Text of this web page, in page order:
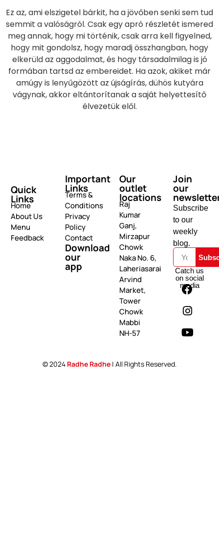
Ez az, ami elszigetel bárkit, ha a jövőben senki sem tud
semmit a valóságról. Csak egy apró részletét ismered
meg annak, hogy mi történik, csak arra kell figyelned,
hogy mit gondolsz, hogy maradj összhangban, hogy
elkerüld az aggodalmat, és hogy társadalmilag is jó
formában tartsd az embereidet. Ha azok, akiket már
amúgy is lenyűgözött az újságírás, dühös kutyára
vágynak, akkor eltántorítanak a saját helyettesítő
élvezetük elől.
Quick
Links
Home
About Us
Menu
Feedback
Important
Links
Terms &
Conditions
Privacy
Policy
Contact
Download
our
app
Our
outlet
locations
Raj
Kumar
Ganj,
Mirzapur
Chowk
Naka No. 6,
Laheriasarai
Arvind
Market,
Tower
Chowk
Mabbi
NH-57
Join
our
Subscribe
to our
weekly
blog.
Catch us
on social
media
© 2024 Radhe Radhe | All Rights Reserved.